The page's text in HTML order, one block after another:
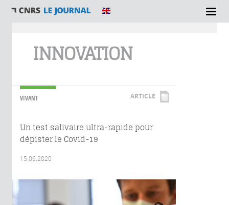
INNOVATION
VIVANT ARTICLE
Un test salivaire ultra-rapide pour
dépister le Covid-19
15.06.2020